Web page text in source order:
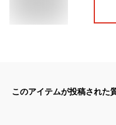
このアイテムが投稿された